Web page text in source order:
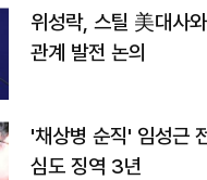
위성락, 스틸 美대사
관계 발전 논의
'채상병 순직' 임성근
심도 징역 3년